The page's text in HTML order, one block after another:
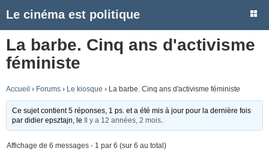
Le cinéma est politique
La barbe. Cinq ans d'activisme
féministe
Accueil › Forums › Le kiosque › La barbe. Cinq ans d'activisme féministe
Ce sujet contient 5 réponses, 1 ps. et a été mis à jour pour la dernière fois
pardidier epsztajn , le Il y a 12 années, 2 mois
Affichage de 6 messages - 1 par 6 (sur 6 au total)